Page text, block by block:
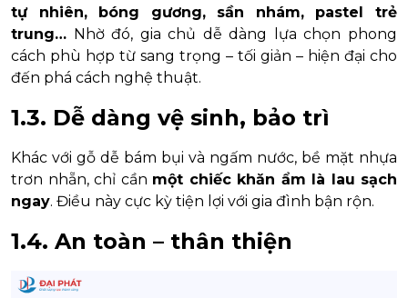
tự nhiên, bóng gương, sần nhám, pastel trẻ
trung… Nhờ đó, gia chủ dễ dàng lựa chọn phong
cách phù hợp từ sang trọng – tối giản – hiện đại cho
đến phá cách nghệ thuật.
1.3. Dễ dàng vệ sinh, bảo trì
Khác với gỗ dễ bám bụi và ngấm nước, bề mặt nhựa
trơn nhẵn, chỉ cần một chiếc khăn ẩm là lau sạch
ngay. Điều này cực kỳ tiện lợi với gia đình bận rộn.
1.4. An toàn – thân thiện